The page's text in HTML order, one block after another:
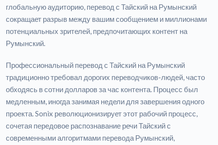
глобальную аудиторию, перевод с Тайский на Румынский
сокращает разрыв между вашим сообщением и миллионами
потенциальных зрителей, предпочитающих контент на
Румынский.
Профессиональный перевод с Тайский на Румынский
традиционно требовал дорогих переводчиков-людей, часто
обходясь в сотни долларов за час контента. Процесс был
медленным, иногда занимая недели для завершения одного
проекта. Sonix революционизирует этот рабочий процесс,
сочетая передовое распознавание речи Тайский с
современными алгоритмами перевода Румынский,